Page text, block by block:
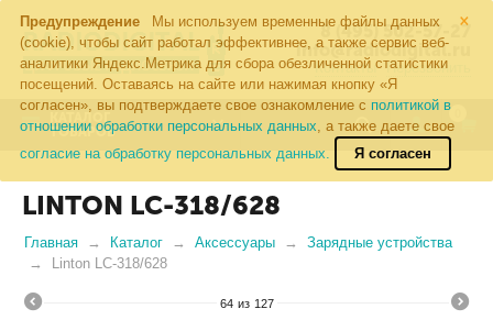
×
Предупреждение
Мы используем временные файлы данных
(cookie), чтобы сайт работал эффективнее, а также сервис веб-
аналитики Яндекс.Метрика для сбора обезличенной статистики
посещений. Оставаясь на сайте или нажимая кнопку «Я
согласен», вы подтверждаете свое ознакомление с политикой в
отношении обработки персональных данных, а также даете свое
согласие на обработку персональных данных.
Я согласен
8 (495) 502-57-27
info@radiodigital.ru
Контакты Перезвонить
КАТАЛОГ
ТОВАРОВ
LINTON LC-318/628
Главная Каталог Аксессуары
Зарядные устройства
Linton LC-318/628
64 из 127